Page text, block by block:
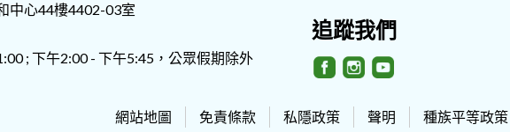
中心44樓4402-03室
; 下午2:00 - 下午5:45，公眾假期除外
追蹤我們
網站地圖 免責條款 私隱政策 聲明 種族平等政策